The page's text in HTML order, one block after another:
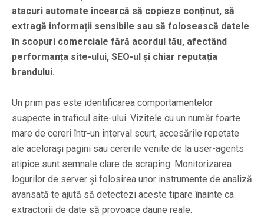
atacuri automate încearcă să copieze conținut, să
extragă informații sensibile sau să folosească datele
în scopuri comerciale fără acordul tău, afectând
performanța site-ului, SEO-ul și chiar reputația
brandului.
Un prim pas este identificarea comportamentelor
suspecte în traficul site-ului. Vizitele cu un număr foarte
mare de cereri într-un interval scurt, accesările repetate
ale acelorași pagini sau cererile venite de la user-agents
atipice sunt semnale clare de scraping. Monitorizarea
logurilor de server și folosirea unor instrumente de analiză
avansată te ajută să detectezi aceste tipare înainte ca
extractorii de date să provoace daune reale.